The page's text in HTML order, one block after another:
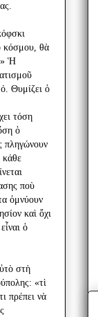
κόσμου, θὰ
Ἡ
Θυμίζει ὁ
τόση
ὁ
πληγώνουν
κάθε
ποὺ
ὀμνύουν
καὶ ὄχι
ὁ
στὴ
«τὶ
πρέπει νὰ